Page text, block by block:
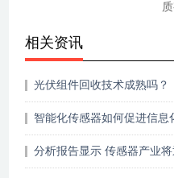
相关资讯
光伏组件回收技术成熟吗？
智能化传感器如何促进信息
分析报告显示 传感器产业